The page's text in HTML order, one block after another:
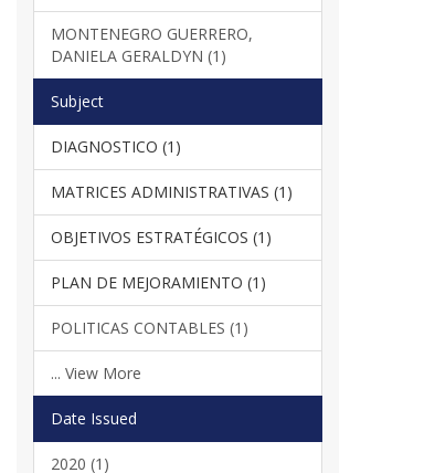
MONTENEGRO GUERRERO,
DANIELA GERALDYN (1)
Subject
DIAGNOSTICO (1)
MATRICES ADMINISTRATIVAS (1)
OBJETIVOS ESTRATÉGICOS (1)
PLAN DE MEJORAMIENTO (1)
POLITICAS CONTABLES (1)
... View More
Date Issued
2020 (1)